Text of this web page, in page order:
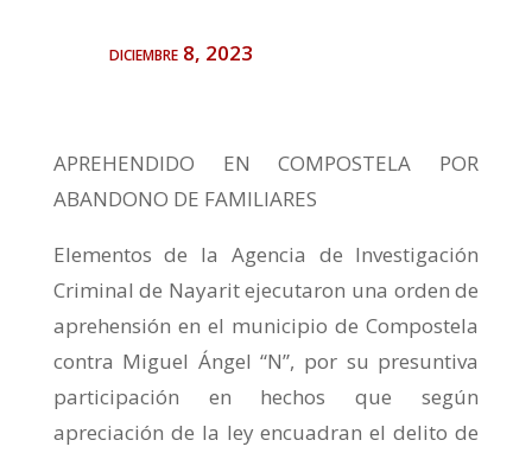
diciembre 8, 2023
APREHENDIDO EN COMPOSTELA POR
ABANDONO DE FAMILIARES
Elementos de la Agencia de Investigación
Criminal de Nayarit ejecutaron una orden de
aprehensión en el municipio de Compostela
contra Miguel Ángel “N”, por su presuntiva
participación en hechos que según
apreciación de la ley encuadran el delito de